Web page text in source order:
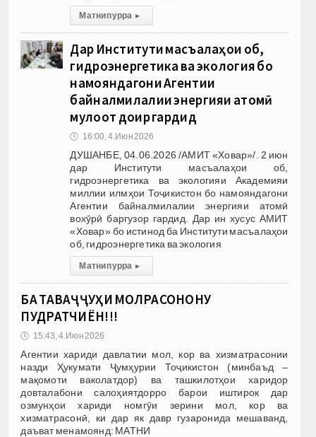
Матни пурра ▸
Дар Институти масъалаҳои об,
гидроэнергетика ва экология бо
намояндагони Агентии
байналмилалии энергияи атомӣ
мулоқот доир гардид
🕔 16:00, 4.Июн 2026
ДУШАНБЕ, 04.06.2026 /АМИТ «Ховар»/. 2 июн
дар Институти масъалаҳои об,
гидроэнергетика ва экологияи Академияи
миллии илмҳои Тоҷикистон бо намояндагони
Агентии байналмилалии энергияи атомӣ
вохӯрӣ баргузор гардид. Дар ин хусус АМИТ
«Ховар» бо истинод ба Институти масъалаҳои
об, гидроэнергетика ва экология
Матни пурра ▸
БА ТАВАҶҶУҲИ МОЛРАСОНОНУ
ПУДРАТЧИЁН!!!
🕔 15:43, 4.Июн 2026
Агентии хариди давлатии мол, кор ва хизматрасонии
назди Ҳукумати Ҷумҳурии Тоҷикистон (минбаъд –
мақомоти ваколатдор) ва ташкилотҳои харидор
довталабони салоҳиятдорро барои иштирок дар
озмунҳои хариди номгӯи зерини мол, кор ва
хизматрасонӣ, ки дар як давр гузаронида мешаванд,
даъват менамоянд: МАТНИ